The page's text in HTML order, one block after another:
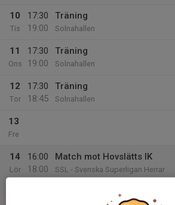
10
Tis
17:30
19:00
Träning
Solnahallen
11
Ons
17:30
19:00
Träning
Solnahallen
12
Tor
17:30
18:45
Träning
Solnahallen
13
Fre
14
Lör
16:00
18:00
Match mot Hovslätts IK
SSL - Svenska Superligan Herrar